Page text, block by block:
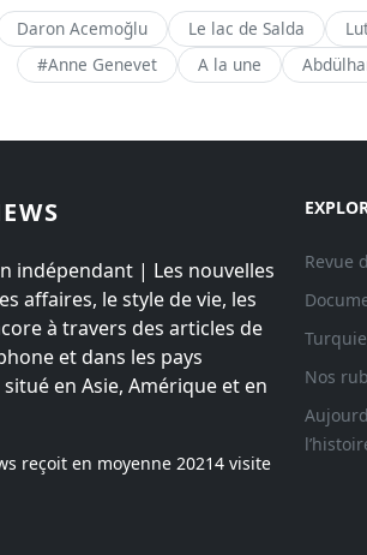
Daron Acemoğlu Le lac de Salda
#Anne Genevet
A la une
indépendant | Les nouvelles
affaires, le style de vie, les
à travers des articles de
et dans les pays
en Asie, Amérique et en
reçoit en moyenne 20214 visite
Revue
Nos